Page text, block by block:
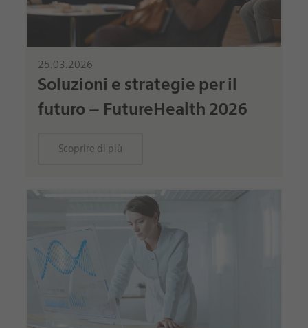
25.03.2026
Soluzioni e strategie per il
futuro – FutureHealth 2026
Scoprire di più